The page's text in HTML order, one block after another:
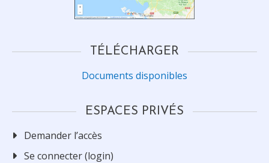
TÉLÉCHARGER
Documents disponibles
ESPACES PRIVÉS
Demander l’accès
Se connecter (login)